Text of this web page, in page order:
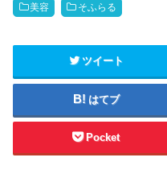
美容 そふらる
ツイート
はてブ
Pocket